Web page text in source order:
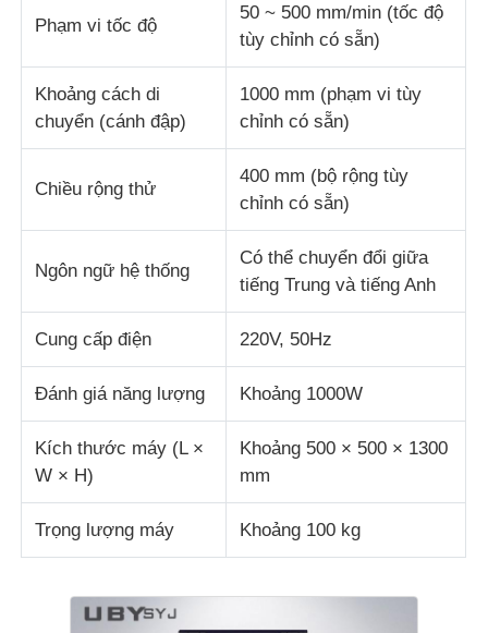
Phạm vi tốc độ
50 ~ 500 mm/min (tốc độ
tùy chỉnh có sẵn)
Khoảng cách di
chuyển (cánh đập)
1000 mm (phạm vi tùy
chỉnh có sẵn)
Chiều rộng thử
400 mm (bộ rộng tùy
chỉnh có sẵn)
Ngôn ngữ hệ thống
Có thể chuyển đổi giữa
tiếng Trung và tiếng Anh
Cung cấp điện 220V, 50Hz
Đánh giá năng lượng Khoảng 1000W
Kích thước máy (L ×
W × H)
Khoảng 500 × 500 × 1300
mm
Trọng lượng máy Khoảng 100 kg